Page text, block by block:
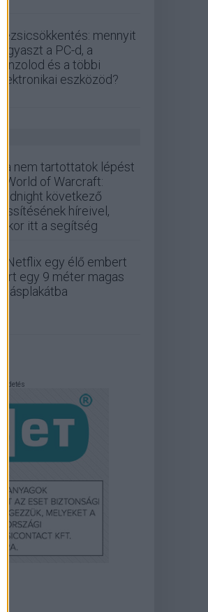
Rezsicsökkentés: mennyit
fogyaszt a PC-d, a
konzolod és a többi
elektronikai eszközöd?
Ha nem tartottatok lépést
a World of Warcraft:
Midnight következő
frissítésének híreivel,
akkor itt a segítség
A Netflix egy élő embert
zárt egy 9 méter magas
óriásplakátba
Hirdetés